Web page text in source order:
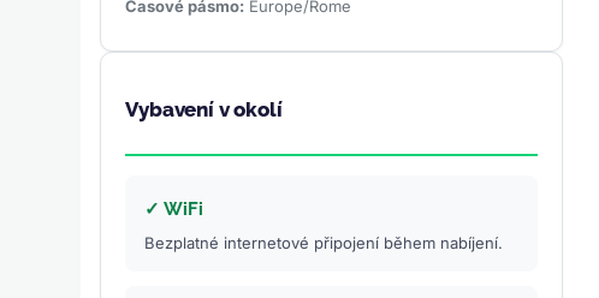
Časové pásmo: Europe/Rome
Vybavení v okolí
✓ WiFi
Bezplatné internetové připojení během nabíjení.